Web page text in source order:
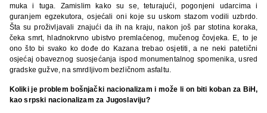
muka i tuga. Zamislim kako su se, teturajući, pogonjeni udarcima i
guranjem egzekutora, osjećali oni koje su uskom stazom vodili uzbrdo.
Šta su proživljavali znajući da ih na kraju, nakon još par stotina koraka,
čeka smrt, hladnokrvno ubistvo premlaćenog, mučenog čovjeka. E, to je
ono što bi svako ko dođe do Kazana trebao osjetiti, a ne neki patetični
osjećaj obaveznog suosjećanja ispod monumentalnog spomenika, usred
gradske gužve, na smrdljivom bezličnom asfaltu.
Koliki je problem bošnjački nacionalizam i može li on biti koban za BiH,
kao srpski nacionalizam za Jugoslaviju?